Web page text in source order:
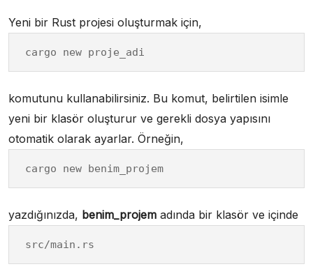
Yeni bir Rust projesi oluşturmak için,
cargo new proje_adi
komutunu kullanabilirsiniz. Bu komut, belirtilen isimle
yeni bir klasör oluşturur ve gerekli dosya yapısını
otomatik olarak ayarlar. Örneğin,
cargo new benim_projem
yazdığınızda, benim_projem adında bir klasör ve içinde
src/main.rs